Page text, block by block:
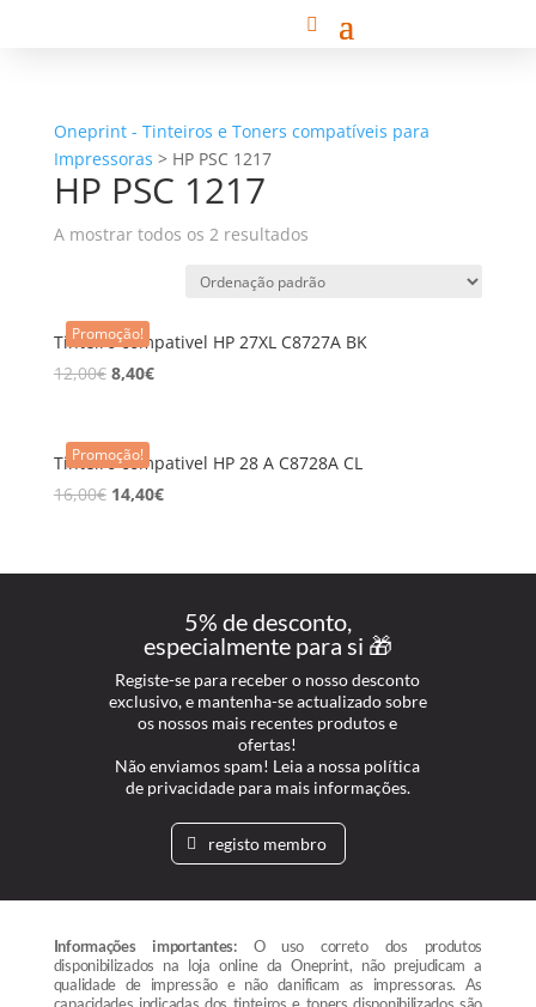
Oneprint - Tinteiros e Toners compatíveis para
Impressoras > HP PSC 1217
HP PSC 1217
A mostrar todos os 2 resultados
Promoção!
Tinteiro compativel HP 27XL C8727A BK
12,00€ 8,40€
Promoção!
Tinteiro compativel HP 28 A C8728A CL
16,00€ 14,40€
5% de desconto,
especialmente para si 🎁
Registe-se para receber o nosso desconto
exclusivo, e mantenha-se actualizado sobre
os nossos mais recentes produtos e
ofertas!
Não enviamos spam! Leia a nossa política
de privacidade para mais informações.
registo membro
Informações importantes: O uso correto dos produtos
disponibilizados na loja online da Oneprint, não prejudicam a
qualidade de impressão e não danificam as impressoras. As